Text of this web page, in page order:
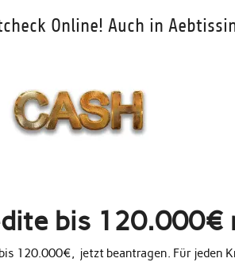
Online! Auch in
bis 120.000€
120.000€, jetzt beantragen. Für jeden